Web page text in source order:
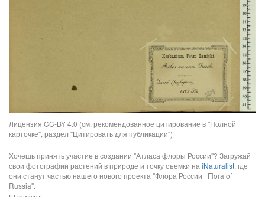
Лицензия CC-BY 4.0 (см. рекомендованное цитирование в "Полной
карточке", раздел "Цитировать для публикации")
Хочешь принять участие в создании "Атласа флоры России"? Загружай
свои фотографии растений в природе и точку съемки на iNaturalist, где
они станут частью нашего нового проекта "Флора России | Flora of
Russia".